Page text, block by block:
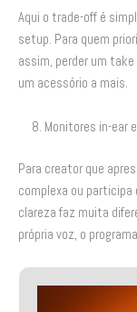
Aqui o trade-off é
setup. Para quem
assim, perder um
um acessório a mais.
8. Monitores in-ear
Para creator que
complexa ou participa
clareza faz muita
própria voz, o